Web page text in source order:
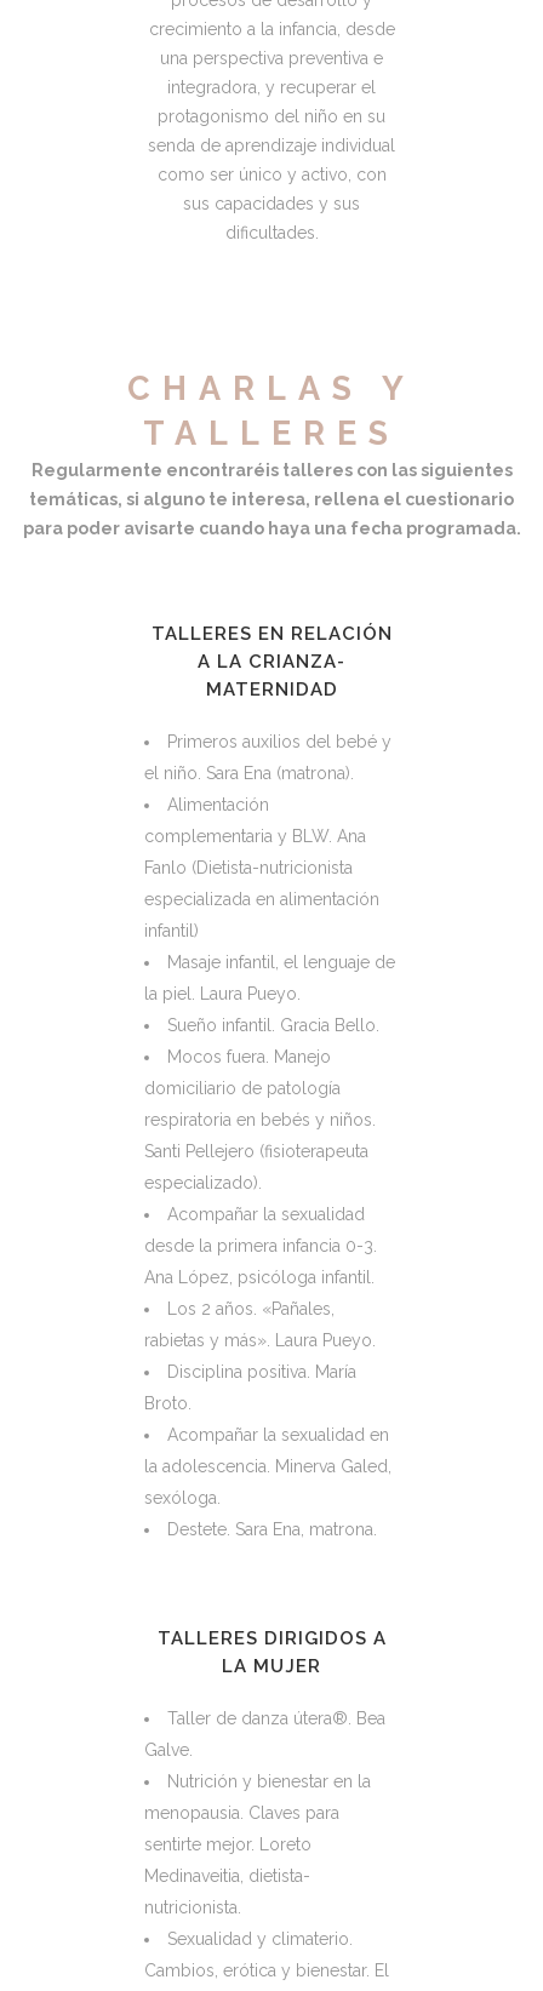
crecimiento a la infancia, desde
una perspectiva preventiva e
integradora, y recuperar el
protagonismo del niño en su
senda de aprendizaje individual
como ser único y activo, con
sus capacidades y sus
dificultades.
CHARLAS Y
TALLERES
Regularmente encontraréis talleres con las siguientes
temáticas, si alguno te interesa, rellena el cuestionario
para poder avisarte cuando haya una fecha programada.
TALLERES EN RELACIÓN
A LA CRIANZA-
MATERNIDAD
Primeros auxilios del bebé y
el niño. Sara Ena (matrona).
Alimentación
complementaria y BLW. Ana
Fanlo (Dietista-nutricionista
especializada en alimentación
infantil)
Masaje infantil, el lenguaje de
la piel. Laura Pueyo.
Sueño infantil. Gracia Bello.
Mocos fuera. Manejo
domiciliario de patología
respiratoria en bebés y niños.
Santi Pellejero (fisioterapeuta
especializado).
Acompañar la sexualidad
desde la primera infancia 0-3.
Ana López, psicóloga infantil.
Los 2 años. «Pañales,
rabietas y más». Laura Pueyo.
Disciplina positiva. María
Broto.
Acompañar la sexualidad en
la adolescencia. Minerva Galed,
sexóloga.
Destete. Sara Ena, matrona.
TALLERES DIRIGIDOS A
LA MUJER
Taller de danza útera®. Bea
Galve.
Nutrición y bienestar en la
menopausia. Claves para
sentirte mejor. Loreto
Medinaveitia, dietista-
nutricionista.
Sexualidad y climaterio.
Cambios, erótica y bienestar. El